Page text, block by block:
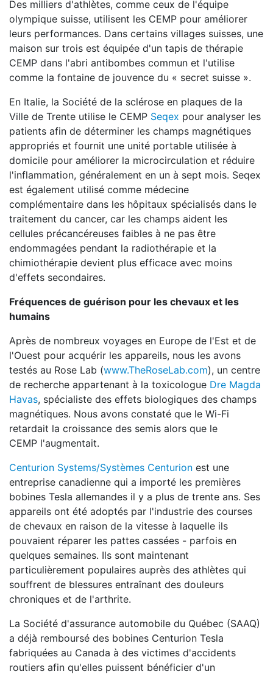
Des milliers d'athlètes, comme ceux de l'équipe
olympique suisse, utilisent les CEMP pour améliorer
leurs performances. Dans certains villages suisses, une
maison sur trois est équipée d'un tapis de thérapie
CEMP dans l'abri antibombes commun et l'utilise
comme la fontaine de jouvence du « secret suisse ».
En Italie, la Société de la sclérose en plaques de la
Ville de Trente utilise le CEMP Seqex pour analyser les
patients afin de déterminer les champs magnétiques
appropriés et fournit une unité portable utilisée à
domicile pour améliorer la microcirculation et réduire
l'inflammation, généralement en un à sept mois. Seqex
est également utilisé comme médecine
complémentaire dans les hôpitaux spécialisés dans le
traitement du cancer, car les champs aident les
cellules précancéreuses faibles à ne pas être
endommagées pendant la radiothérapie et la
chimiothérapie devient plus efficace avec moins
d'effets secondaires.
Fréquences de guérison pour les chevaux et les
humains
Après de nombreux voyages en Europe de l'Est et de
l'Ouest pour acquérir les appareils, nous les avons
testés au Rose Lab (www.TheRoseLab.com), un centre
de recherche appartenant à la toxicologue Dre Magda
Havas, spécialiste des effets biologiques des champs
magnétiques. Nous avons constaté que le Wi-Fi
retardait la croissance des semis alors que le
CEMP l'augmentait.
Centurion Systems/Systèmes Centurion est une
entreprise canadienne qui a importé les premières
bobines Tesla allemandes il y a plus de trente ans. Ses
appareils ont été adoptés par l'industrie des courses
de chevaux en raison de la vitesse à laquelle ils
pouvaient réparer les pattes cassées - parfois en
quelques semaines. Ils sont maintenant
particulièrement populaires auprès des athlètes qui
souffrent de blessures entraînant des douleurs
chroniques et de l'arthrite.
La Société d'assurance automobile du Québec (SAAQ)
a déjà remboursé des bobines Centurion Tesla
fabriquées au Canada à des victimes d'accidents
routiers afin qu'elles puissent bénéficier d'un